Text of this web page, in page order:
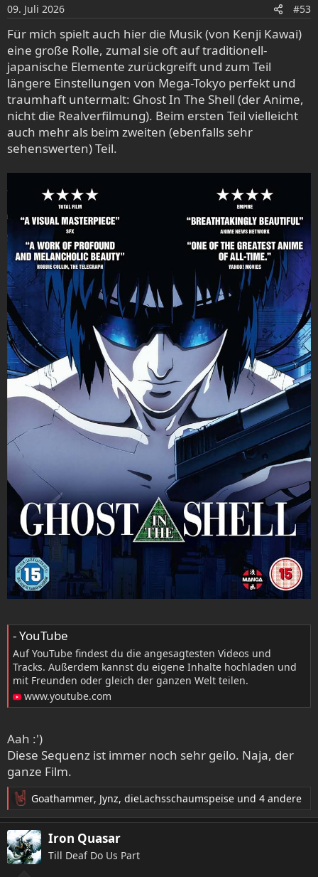
n
e
n
:
09. Juli 2026 #53
Für mich spielt auch hier die Musik (von Kenji Kawai)
eine große Rolle, zumal sie oft auf traditionell-
japanische Elemente zurückgreift und zum Teil
längere Einstellungen von Mega-Tokyo perfekt und
traumhaft untermalt: Ghost In The Shell (der Anime,
nicht die Realverfilmung). Beim ersten Teil vielleicht
auch mehr als beim zweiten (ebenfalls sehr
sehenswerten) Teil.
- YouTube
Auf YouTube findest du die angesagtesten Videos und
Tracks. Außerdem kannst du eigene Inhalte hochladen und
mit Freunden oder gleich der ganzen Welt teilen.
www.youtube.com
Aah :')
Diese Sequenz ist immer noch sehr geilo. Naja, der
ganze Film.
R
e
a
k
t
Goathammer, Jynz, dieLachsschaumspeise und 4 andere
Iron Quasar
Till Deaf Do Us Part